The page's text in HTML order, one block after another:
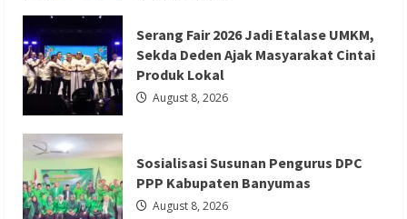
Berita Nasional Berita Politik Berita Terbaru
Sosialisasi Susunan Pengurus DPC PPP
Kabupaten Banyumas
Redaksi 01
Serang Fair 2026 Jadi Etalase UMKM,
Sekda Deden Ajak Masyarakat Cintai
Produk Lokal
August 8, 2026
Sosialisasi Susunan Pengurus DPC
PPP Kabupaten Banyumas
August 8, 2026